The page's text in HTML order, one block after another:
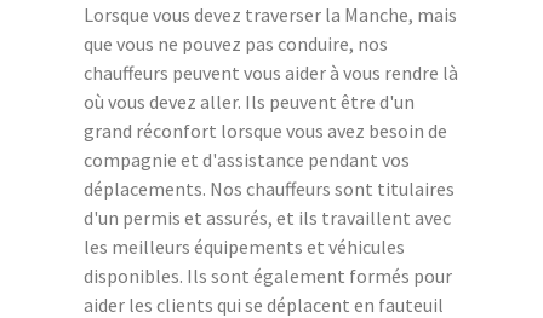
Lorsque vous devez traverser la Manche, mais
que vous ne pouvez pas conduire, nos
chauffeurs peuvent vous aider à vous rendre là
où vous devez aller. Ils peuvent être d'un
grand réconfort lorsque vous avez besoin de
compagnie et d'assistance pendant vos
déplacements. Nos chauffeurs sont titulaires
d'un permis et assurés, et ils travaillent avec
les meilleurs équipements et véhicules
disponibles. Ils sont également formés pour
aider les clients qui se déplacent en fauteuil